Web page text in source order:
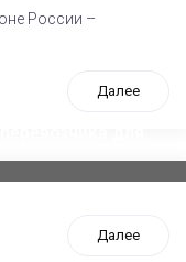
России –
Далее
Далее